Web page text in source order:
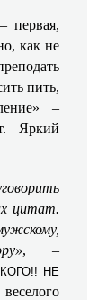
первая,
как не
пить,
–
Яркий
цитат.
, –
НЕ